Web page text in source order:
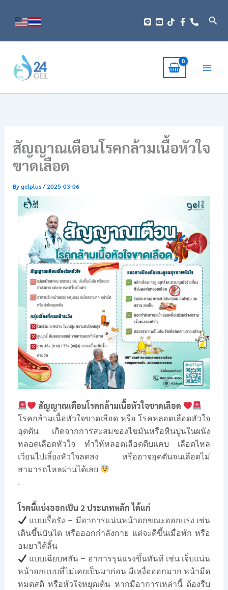
สัญญาณเตือนโรคกล้ามเนื้อหัวใจ
ขาดเลือด
Bygelplus/2025-03-06
สัญญาณเตือนโรคกล้ามเนื้อหัวใจขาดเลือด
โรคกล้ามเนื้อหัวใจขาดเลือด หรือ โรคหลอดเลือดหัวใจ
อุดตัน เกิดจากการสะสมของไขมันหรือหินปูนในผนัง
หลอดเลือดหัวใจ ทำให้หลอดเลือดตีบแคบ เลือดไหล
เวียนไปเลี้ยงหัวใจลดลง หรืออาจอุดตันจนเลือดไม่
สามารถไหลผ่านได้เลย
.
โรคนี้แบ่งออกเป็น 2 ประเภทหลัก ได้แก่
แบบเรื้อรัง – มีอาการแน่นหน้าอกขณะออกแรง เช่น
เดินขึ้นบันได หรือออกกำลังกาย แต่จะดีขึ้นเมื่อพัก หรือ
อมยาใต้ลิ้น
แบบเฉียบพลัน – อาการรุนแรงขึ้นทันที เช่น เจ็บแน่น
หน้าอกแบบที่ไม่เคยเป็นมาก่อน มีเหงื่อออกมาก หน้ามืด
หมดสติ หรือหัวใจหยุดเต้น หากมีอาการเหล่านี้ ต้องรีบ